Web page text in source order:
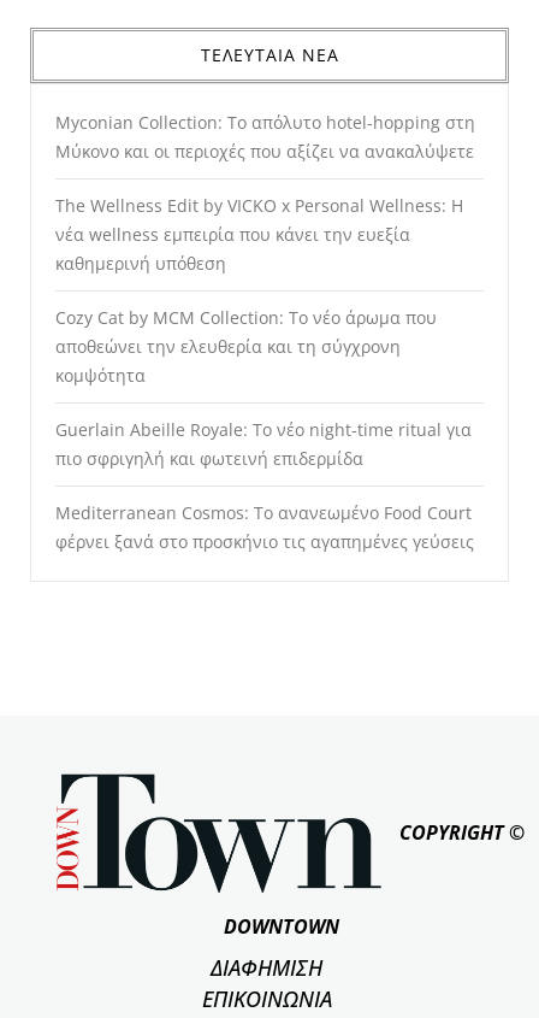
ΤΕΛΕΥΤΑΙΑ ΝΕΑ
Myconian Collection: Το απόλυτο hotel-hopping στη
Μύκονο και οι περιοχές που αξίζει να ανακαλύψετε
The Wellness Edit by VICKO x Personal Wellness: Η
νέα wellness εμπειρία που κάνει την ευεξία
καθημερινή υπόθεση
Cozy Cat by MCM Collection: Το νέο άρωμα που
αποθεώνει την ελευθερία και τη σύγχρονη
κομψότητα
Guerlain Abeille Royale: Το νέο night-time ritual για
πιο σφριγηλή και φωτεινή επιδερμίδα
Mediterranean Cosmos: Το ανανεωμένο Food Court
φέρνει ξανά στο προσκήνιο τις αγαπημένες γεύσεις
COPYRIGHT ©
DOWNTOWN
ΔΙΑΦΗΜΙΣΗ
ΕΠΙΚΟΙΝΩΝΙΑ